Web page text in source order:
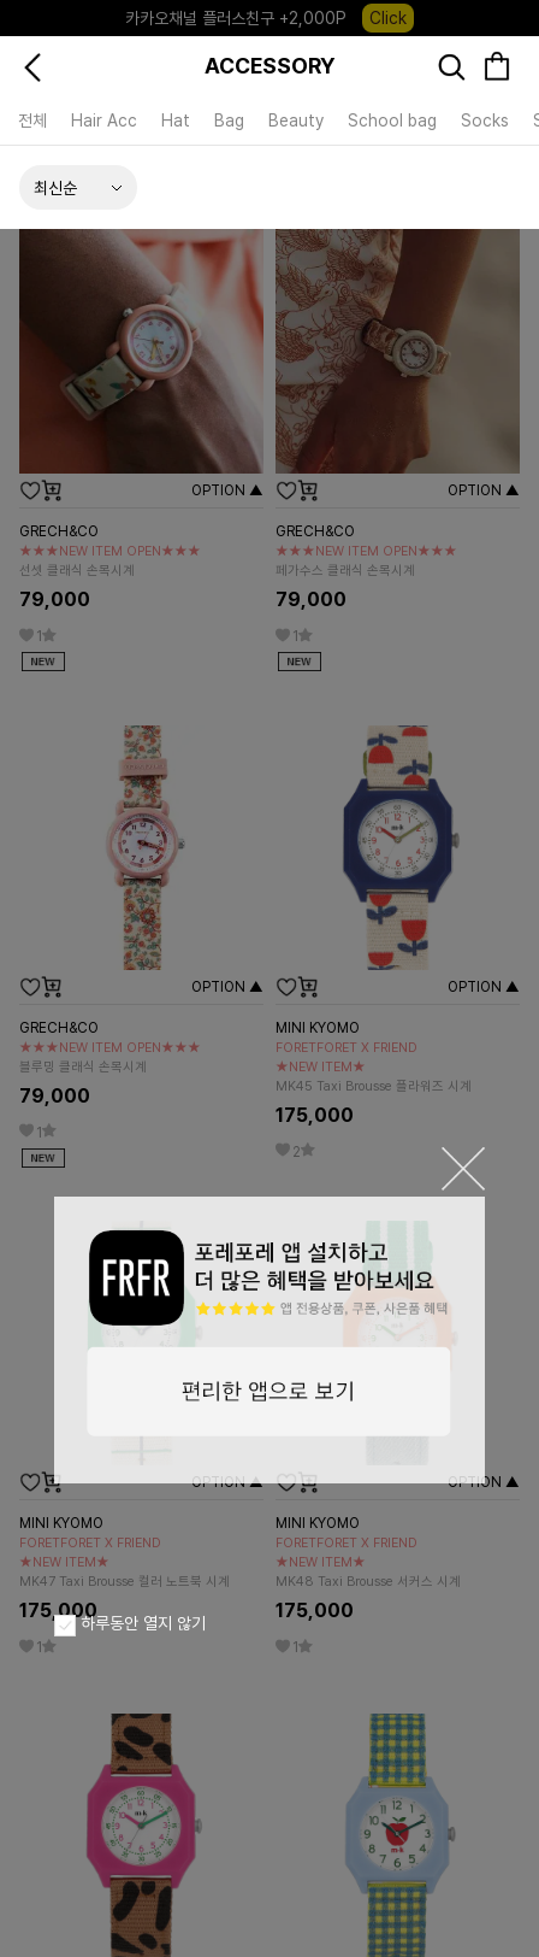
카카오채널 플러스친구 +2,000P
Click
포레포레 앱 다운로드 +3,000P
ACCESSORY
전체 Hair Acc Hat Bag Beauty School bag Socks
OPTION ▲
GRECH&CO
★★★NEW ITEM OPEN★★★
선셋 클래식 손목시계
79,000
1
OPTION ▲
GRECH&CO
★★★NEW ITEM OPEN★★★
페가수스 클래식 손목시계
79,000
1
OPTION ▲
GRECH&CO
★★★NEW ITEM OPEN★★★
블루밍 클래식 손목시계
79,000
1
OPTION ▲
MINI KYOMO
FORETFORET X FRIEND
★NEW ITEM★
MK45 Taxi Brousse 플라워즈 시계
175,000
2
OPTION ▲
MINI KYOMO
FORETFORET X FRIEND
★NEW ITEM★
MK47 Taxi Brousse 컬러 노트북 시계
175,000
1
OPTION ▲
MINI KYOMO
FORETFORET X FRIEND
★NEW ITEM★
MK48 Taxi Brousse 서커스 시계
175,000
1
하루동안 열지 않기